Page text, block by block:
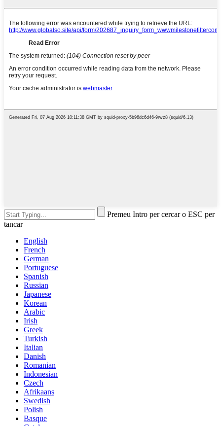
Premeu Intro per cercar o ESC per
tancar
English
French
German
Portuguese
Spanish
Russian
Japanese
Korean
Arabic
Irish
Greek
Turkish
Italian
Danish
Romanian
Indonesian
Czech
Afrikaans
Swedish
Polish
Basque